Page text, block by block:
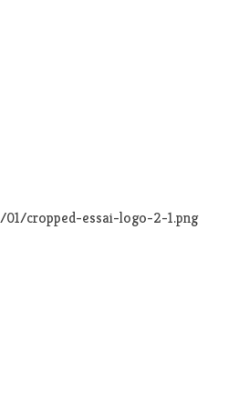
cropped-essai-logo-2-1.png